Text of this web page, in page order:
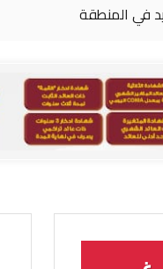
في المنطقة